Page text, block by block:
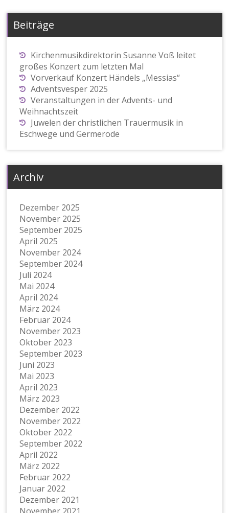
Beiträge
Kirchenmusikdirektorin Susanne Voß leitet
großes Konzert zum letzten Mal
Vorverkauf Konzert Händels „Messias“
Adventsvesper 2025
Veranstaltungen in der Advents- und
Weihnachtszeit
Juwelen der christlichen Trauermusik in
Eschwege und Germerode
Archiv
Dezember 2025
November 2025
September 2025
April 2025
November 2024
September 2024
Juli 2024
Mai 2024
April 2024
März 2024
Februar 2024
November 2023
Oktober 2023
September 2023
Juni 2023
Mai 2023
April 2023
März 2023
Dezember 2022
November 2022
Oktober 2022
September 2022
April 2022
März 2022
Februar 2022
Januar 2022
Dezember 2021